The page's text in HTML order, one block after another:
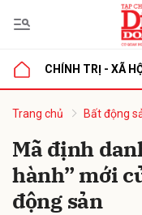
CHÍNH TRỊ - XÃ
Trang chủ Bất động
Mã định
hành” mới
động sản
luận